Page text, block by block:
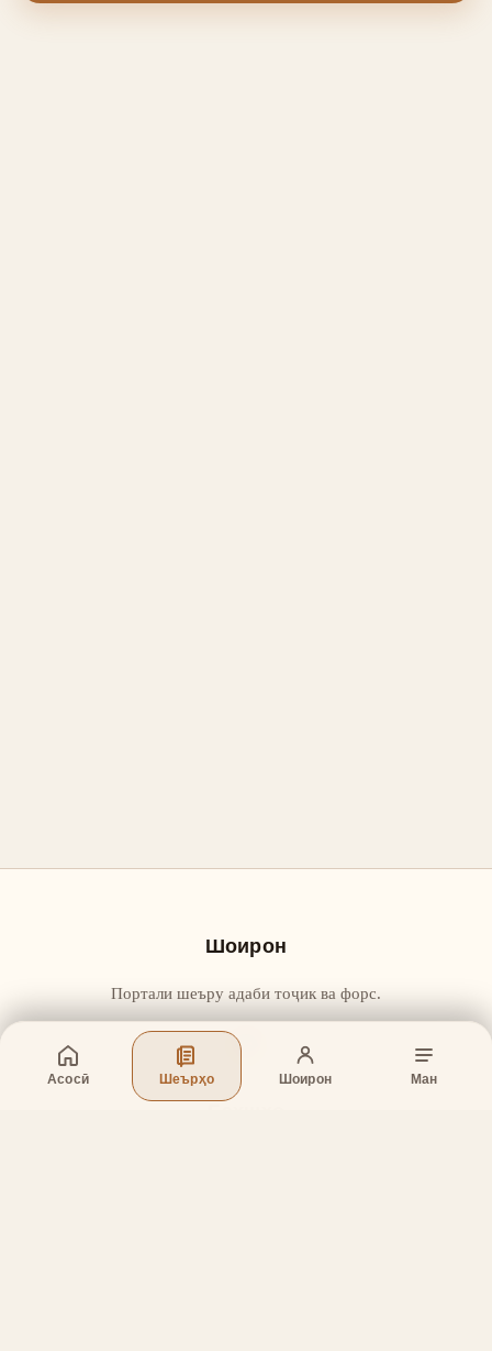
Асосӣ Шеърҳо Шоирон Ман
Шоирон
Портали шеъру адаби тоҷик ва форс.